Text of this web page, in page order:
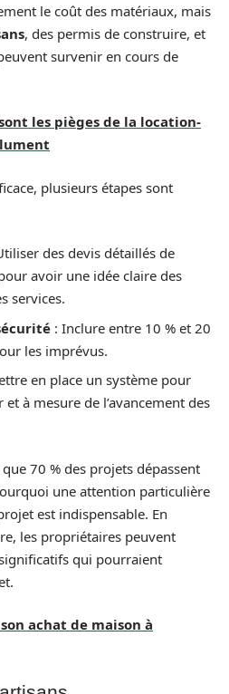
le coût des matériaux, mais
, des permis de construire, et
survenir en cours de
les pièges de la location-
plusieurs étapes sont
des devis détaillés de
avoir une idée claire des
services.
: Inclure entre 10 % et 20
les imprévus.
en place un système pour
à mesure de l’avancement des
70 % des projets dépassent
une attention particulière
est indispensable. En
les propriétaires peuvent
qui pourraient
achat de maison à